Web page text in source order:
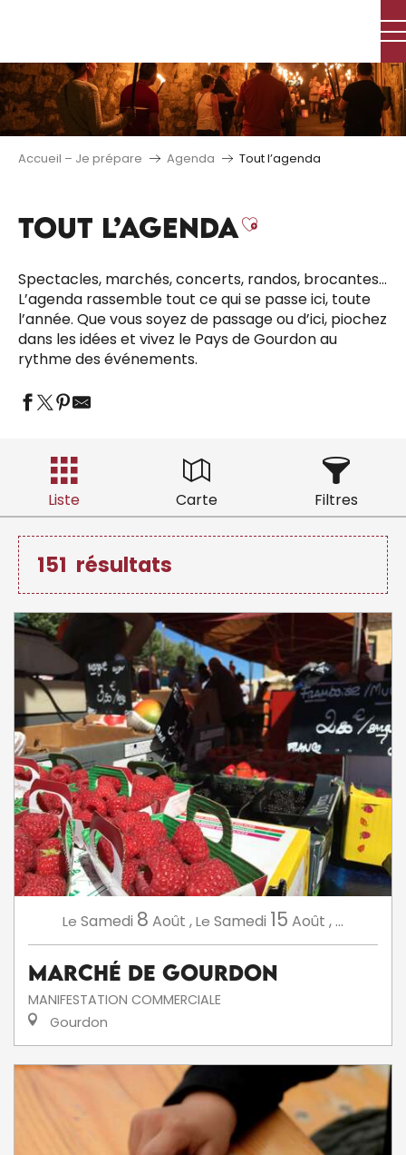
principal
Accueil – Je prépare Agenda Tout l’agenda
TOUT L’AGENDAAjouter aux
Spectacles, marchés, concerts, randos, brocantes…
L’agenda rassemble tout ce qui se passe ici, toute
l’année. Que vous soyez de passage ou d’ici, piochez
dans les idées et vivez le Pays de Gourdon au
rythme des événements.
Liste Carte Filtres
151 résultats
Le Samedi 8 Août ,Le Samedi 15 Août , ...
Marché de Gourdon
MANIFESTATION COMMERCIALE
Gourdon